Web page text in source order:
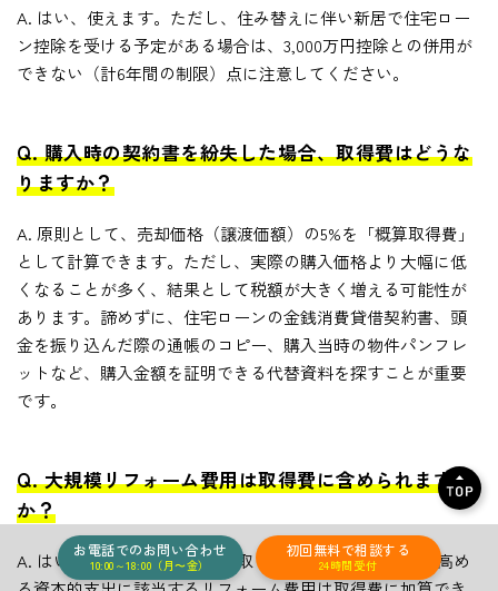
A. はい、使えます。ただし、住み替えに伴い新居で住宅ロー
ン控除を受ける予定がある場合は、3,000万円控除との併用が
できない（計6年間の制限）点に注意してください。
Q. 購入時の契約書を紛失した場合、取得費はどうな
りますか？
A. 原則として、売却価格（譲渡価額）の5%を「概算取得費」
として計算できます。ただし、実際の購入価格より大幅に低
くなることが多く、結果として税額が大きく増える可能性が
あります。諦めずに、住宅ローンの金銭消費貸借契約書、頭
金を振り込んだ際の通帳のコピー、購入当時の物件パンフレ
ットなど、購入金額を証明できる代替資料を探すことが重要
です。
Q. 大規模リフォーム費用は取得費に含められます
か？
A. はい。設備の取り替えや間取り変更など、資産価値を高め
お電話でのお問い合わせ
10:00～18:00（月〜金）
初回無料で相談する
24時間受付